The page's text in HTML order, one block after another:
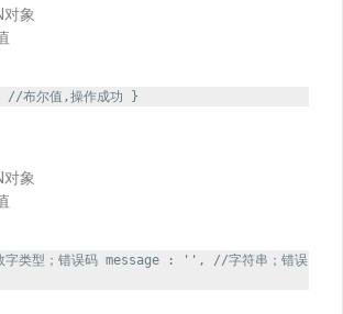
象
尔值,操作成功 }
象
型；错误码 message : '', //字符串；错误